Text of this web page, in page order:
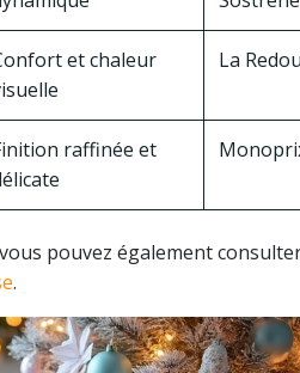
et chaleur
La
raffinée et
pouvez également
.